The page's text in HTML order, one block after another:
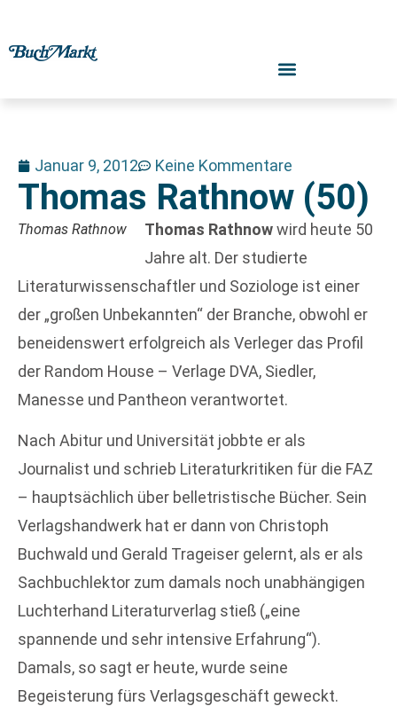
Januar 9, 2012 Keine Kommentare
Thomas Rathnow (50)
Thomas Rathnow Thomas Rathnowwird heute 50
Jahre alt. Der studierte
Literaturwissenschaftler und Soziologe ist einer
der „großen Unbekannten“ der Branche, obwohl er
beneidenswert erfolgreich als Verleger das Profil
der Random House – Verlage DVA, Siedler,
Manesse und Pantheon verantwortet.
Nach Abitur und Universität jobbte er als
Journalist und schrieb Literaturkritiken für die FAZ
– hauptsächlich über belletristische Bücher. Sein
Verlagshandwerk hat er dann von Christoph
Buchwald und Gerald Trageiser gelernt, als er als
Sachbuchlektor zum damals noch unabhängigen
Luchterhand Literaturverlag stieß („eine
spannende und sehr intensive Erfahrung“).
Damals, so sagt er heute, wurde seine
Begeisterung fürs Verlagsgeschäft geweckt.